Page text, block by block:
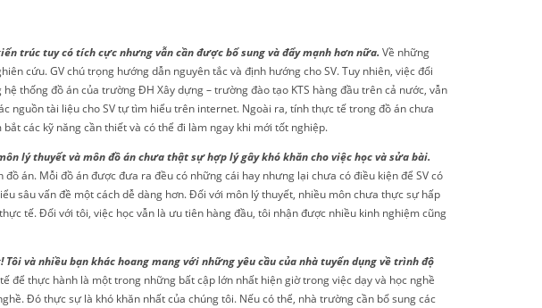
trúc tuy có tích cực nhưng vẫn cần được bổ sung và đẩy mạnh hơn nữa. Về những
cứu. GV chú trọng hướng dẫn nguyên tắc và định hướng cho SV. Tuy nhiên, việc đổi
thống đồ án của trường ĐH Xây dựng – trường đào tạo KTS hàng đầu trên cả nước, vẫn
nguồn tài liệu cho SV tự tìm hiểu trên internet. Ngoài ra, tính thực tế trong đồ án chưa
các kỹ năng cần thiết và có thể đi làm ngay khi mới tốt nghiệp.
lý thuyết và môn đồ án chưa thật sự hợp lý gây khó khăn cho việc học và sửa bài.
án. Mỗi đồ án được đưa ra đều có những cái hay nhưng lại chưa có điều kiện để SV có
sâu vấn đề một cách dễ dàng hơn. Đối với môn lý thuyết, nhiều môn chưa thực sự hấp
tế. Đối với tôi, việc học vẫn là ưu tiên hàng đầu, tôi nhận được nhiều kinh nghiệm cũng
và nhiều bạn khác hoang mang với những yêu cầu của nhà tuyển dụng về trình độ
để thực hành là một trong những bất cập lớn nhất hiện giờ trong việc dạy và học nghề
Đó thực sự là khó khăn nhất của chúng tôi. Nếu có thể, nhà trường cần bổ sung các